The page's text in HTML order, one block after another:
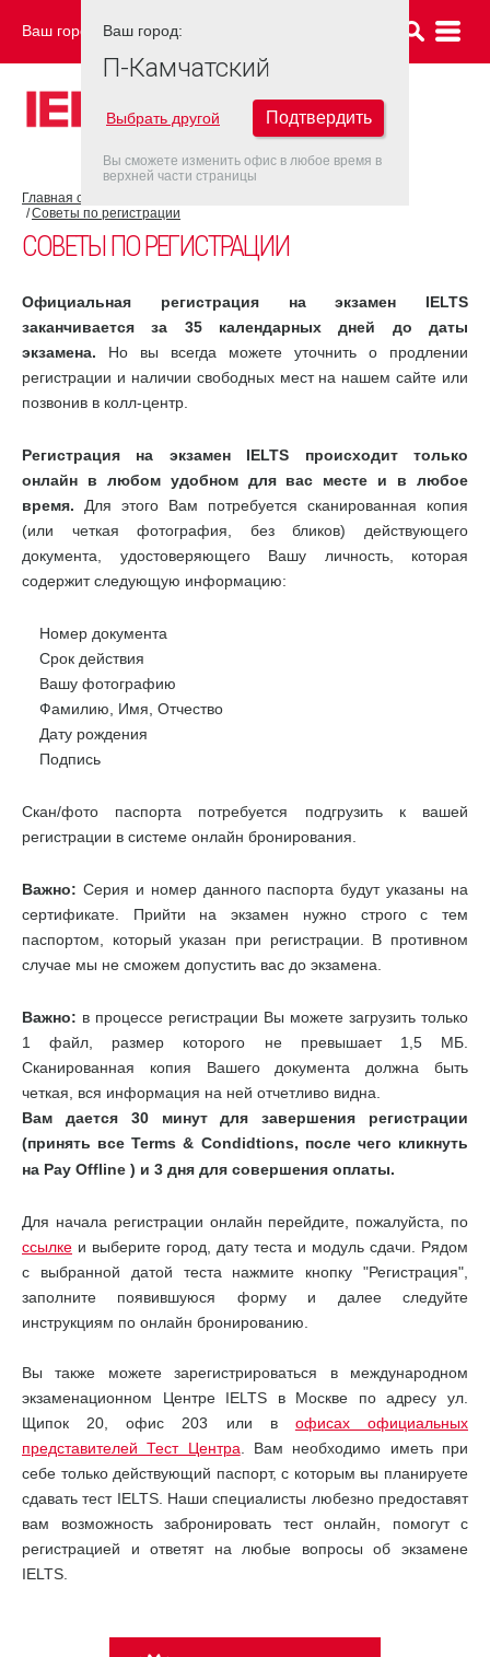
Ваш город: П-КАМЧАТСКИЙ
Главная страница
Советы по регистрации
СОВЕТЫ ПО РЕГИСТРАЦИИ
Официальная регистрация на экзамен IELTS
заканчивается за 35 календарных дней до даты
экзамена. Но вы всегда можете уточнить о продлении
регистрации и наличии свободных мест на нашем сайте или
позвонив в колл-центр.
Регистрация на экзамен IELTS происходит только
онлайн в любом удобном для вас месте и в любое
время. Для этого Вам потребуется сканированная копия
(или четкая фотография, без бликов) действующего
документа, удостоверяющего Вашу личность, которая
содержит следующую информацию:
Номер документа
Срок действия
Вашу фотографию
Фамилию, Имя, Отчество
Дату рождения
Подпись
Скан/фото паспорта потребуется подгрузить к вашей
регистрации в системе онлайн бронирования.
Важно: Серия и номер данного паспорта будут указаны на
сертификате. Прийти на экзамен нужно строго с тем
паспортом, который указан при регистрации. В противном
случае мы не сможем допустить вас до экзамена.
Важно: в процессе регистрации Вы можете загрузить только
1 файл, размер которого не превышает 1,5 МБ.
Сканированная копия Вашего документа должна быть
четкая, вся информация на ней отчетливо видна.
Вам дается 30 минут для завершения регистрации
(принять все Terms & Condidtions, после чего кликнуть
на Pay Offline ) и 3 дня для совершения оплаты.
Для начала регистрации онлайн перейдите, пожалуйста, по
ссылке и выберите город, дату теста и модуль сдачи. Рядом
с выбранной датой теста нажмите кнопку "Регистрация",
заполните появившуюся форму и далее следуйте
инструкциям по онлайн бронированию.
Вы также можете зарегистрироваться в международном
экзаменационном Центре IELTS в Москве по адресу ул.
Щипок 20, офис 203 или в офисах официальных
представителей Тест Центра . Вам необходимо иметь при
себе только действующий паспорт, с которым вы планируете
сдавать тест IELTS. Наши специалисты любезно предоставят
вам возможность забронировать тест онлайн, помогут с
регистрацией и ответят на любые вопросы об экзамене
IELTS.
Ваш город:
П-Камчатский
Выбрать другой Подтвердить
Вы сможете изменить офис в любое время в
верхней части страницы